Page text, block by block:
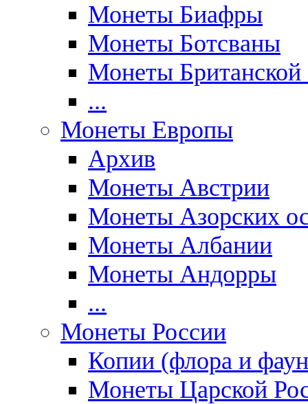
Монеты Биафры
Монеты Ботсваны
Монеты
...
Монеты Европы
Архив
Монеты Австрии
Монеты Азорских
Монеты Албании
Монеты Андорры
...
Монеты России
Копии (флора и
Монеты Царской